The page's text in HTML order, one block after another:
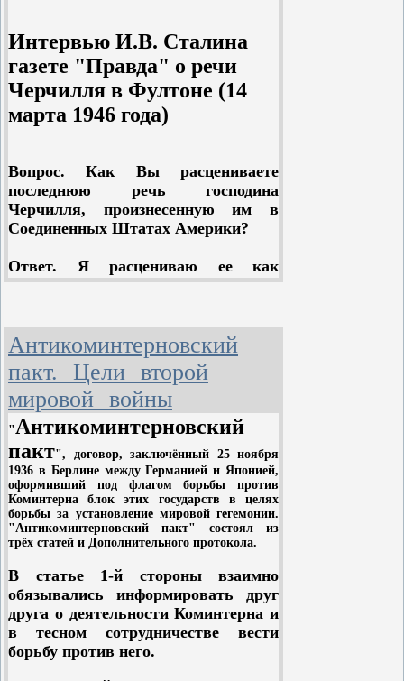
В 1925Шолоховначинает писать
"Тихий Дон" (кн. 1—4, 1928—40;
Государственная премия СССР,
1941) — роман, принёсший
писателю мировую известность.
композиционной структуры
произведения.Шолохов
создаёт
грандиозную картину борьбы двух
миров, ломки старых общественных
возникновения и упрочения новых.
значимости: о характере связей
личности с историческими судьбами
народа, об исторической
необходимости и свободе выбора, об
исторических обстоятельствах,
определяющих трагические
конфликты, драматические исходы.
В "Тихом Доне" плодотворно
развиваются традиции эпического
повествования о "судьбах
народных". Исторический процесс
предстаёт в эпосеШолоховав
Интервью И.В. Сталина
газете "Правда" о речи
Черчилля в Фултоне (14
марта 1946 года)
Вопрос. Как Вы расцениваете
последнюю речь господина
Черчилля, произнесенную им в
Соединенных Штатах Америки?
Ответ. Я расцениваю ее как
опасный акт, рассчитанный на то,
между союзными государствами и
затруднить их сотрудничество.
Вопрос. Можно ли считать, что
речь господина Черчилля
причиняет ущерб делу мира и
безопасности?
Ответ. Безусловно, да. По сути дела
господин Черчилль стоит теперь на
позиции поджигателей войны. И
господин Черчилль здесь не одинок,
- у него имеются друзья не только в
Англии, но и в Соединенных
Штатах Америки.
Следует отметить, что господин
Черчилль и его друзья
поразительно напоминают в этом
Антикоминтерновский
пакт. Цели второй
мировой войны
"Антикоминтерновский
пакт", договор, заключённый 25 ноября
1936 в Берлине между Германией и Японией,
оформивший под флагом борьбы против
Коминтерна блок этих государств в целях
борьбы за установление мировой гегемонии.
"Антикоминтерновский пакт" состоял из
трёх статей и Дополнительного протокола.
В статье 1-й стороны взаимно
обязывались информировать друг
друга о деятельности Коминтерна и
в тесном сотрудничестве вести
борьбу против него.